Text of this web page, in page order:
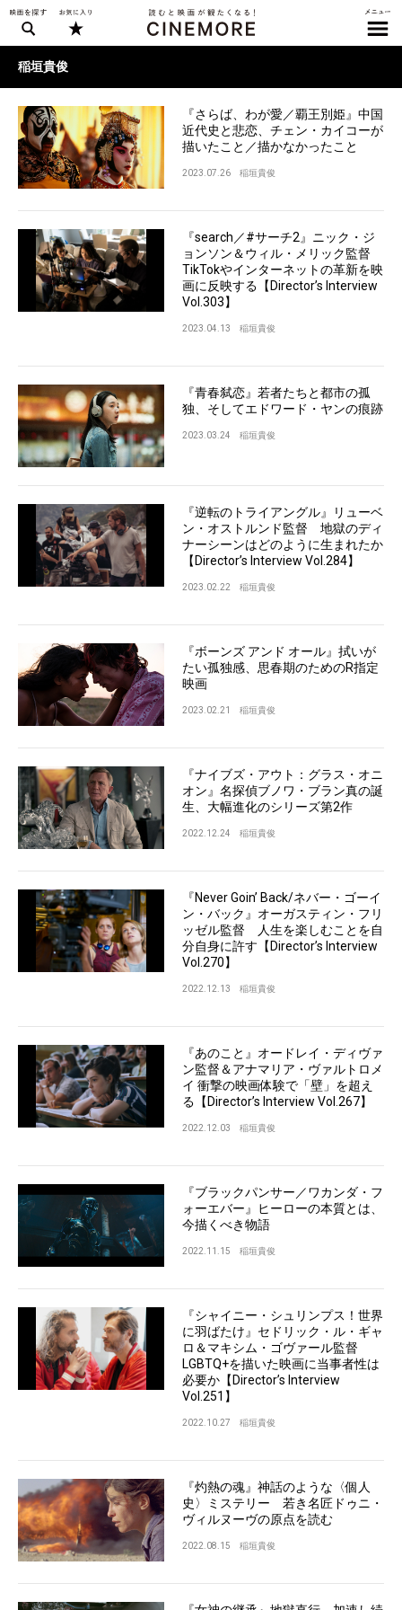
稲垣貴俊
『さらば、わが愛／覇王別姫』中国
近代史と悲恋、チェン・カイコーが
描いたこと／描かなかったこと
2023.07.26 稲垣貴俊
『search／#サーチ2』ニック・ジ
ョンソン＆ウィル・メリック監督
TikTokやインターネットの革新を映
画に反映する【Director’s Interview
Vol.303】
2023.04.13 稲垣貴俊
『青春弑恋』若者たちと都市の孤
独、そしてエドワード・ヤンの痕跡
2023.03.24 稲垣貴俊
『逆転のトライアングル』リューベ
ン・オストルンド監督 地獄のディ
ナーシーンはどのように生まれたか
【Director’s Interview Vol.284】
2023.02.22 稲垣貴俊
『ボーンズ アンド オール』拭いが
たい孤独感、思春期のためのR指定
映画
2023.02.21 稲垣貴俊
『ナイブズ・アウト：グラス・オニ
オン』名探偵ブノワ・ブラン真の誕
生、大幅進化のシリーズ第2作
2022.12.24 稲垣貴俊
『Never Goin’ Back/ネバー・ゴーイ
ン・バック』オーガスティン・フリ
ッゼル監督 人生を楽しむことを自
分自身に許す【Director’s Interview
Vol.270】
2022.12.13 稲垣貴俊
『あのこと』オードレイ・ディヴァ
ン監督＆アナマリア・ヴァルトロメ
イ 衝撃の映画体験で「壁」を超え
る【Director’s Interview Vol.267】
2022.12.03 稲垣貴俊
『ブラックパンサー／ワカンダ・フ
ォーエバー』ヒーローの本質とは、
今描くべき物語
2022.11.15 稲垣貴俊
『シャイニー・シュリンプス！世界
に羽ばたけ』セドリック・ル・ギャ
ロ＆マキシム・ゴヴァール監督
LGBTQ+を描いた映画に当事者性は
必要か【Director’s Interview
Vol.251】
2022.10.27 稲垣貴俊
『灼熱の魂』神話のような〈個人
史〉ミステリー 若き名匠ドゥニ・
ヴィルヌーヴの原点を読む
2022.08.15 稲垣貴俊